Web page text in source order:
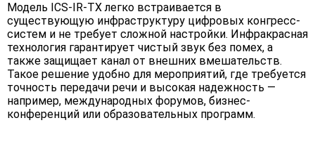
Модель ICS-IR-TX легко встраивается в
существующую инфраструктуру цифровых конгресс-
систем и не требует сложной настройки. Инфракрасная
технология гарантирует чистый звук без помех, а
также защищает канал от внешних вмешательств.
Такое решение удобно для мероприятий, где требуется
точность передачи речи и высокая надежность —
например, международных форумов, бизнес-
конференций или образовательных программ.